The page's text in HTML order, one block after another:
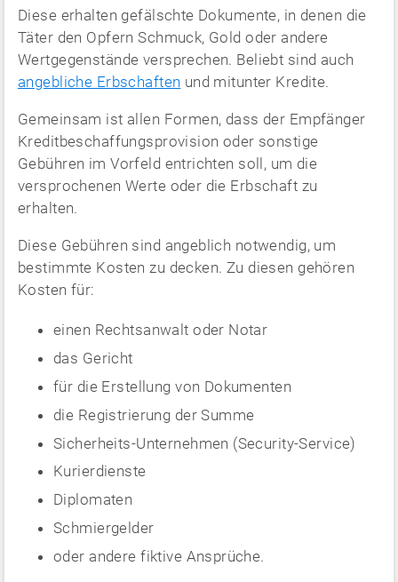
Diese erhalten gefälschte Dokumente, in denen die
Täter den Opfern Schmuck, Gold oder andere
Wertgegenstände versprechen. Beliebt sind auch
angebliche Erbschaften und mitunter Kredite.
Gemeinsam ist allen Formen, dass der Empfänger
Kreditbeschaffungsprovision oder sonstige
Gebühren im Vorfeld entrichten soll, um die
versprochenen Werte oder die Erbschaft zu
erhalten.
Diese Gebühren sind angeblich notwendig, um
bestimmte Kosten zu decken. Zu diesen gehören
Kosten für:
einen Rechtsanwalt oder Notar
das Gericht
für die Erstellung von Dokumenten
die Registrierung der Summe
Sicherheits-Unternehmen (Security-Service)
Kurierdienste
Diplomaten
Schmiergelder
oder andere fiktive Ansprüche.